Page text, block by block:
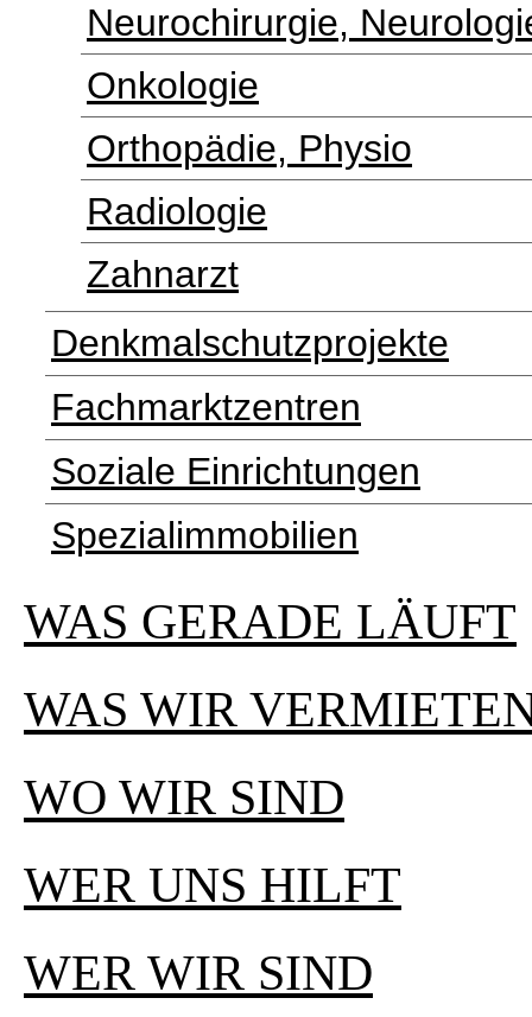
Neurochirurgie,
Onkologie
Orthopädie, Physio
Radiologie
Zahnarzt
Denkmalschutzprojekte
Fachmarktzentren
Soziale Einrichtungen
Spezialimmobilien
WAS GERADE LÄUFT
WAS WIR
WO WIR SIND
WER UNS HILFT
WER WIR SIND